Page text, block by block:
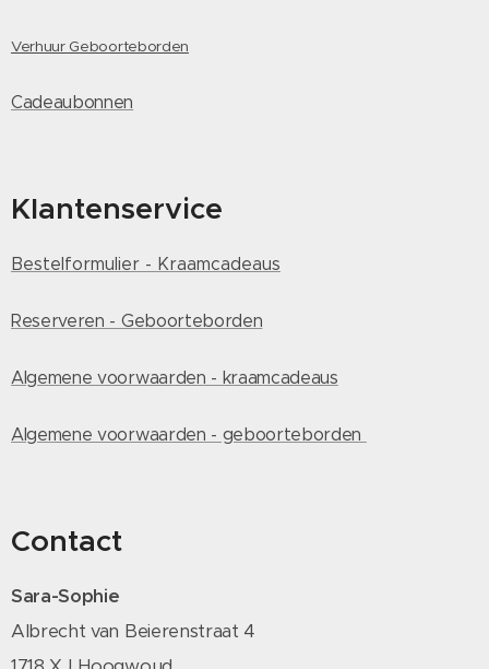
Verhuur Geboorteborden
Cadeaubonnen
Klantenservice
Bestelformulier - Kraamcadeaus
Reserveren - Geboorteborden
Algemene voorwaarden - kraamcadeaus
Algemene voorwaarden - geboorteborden
Contact
Sara-Sophie
Albrecht van Beierenstraat 4